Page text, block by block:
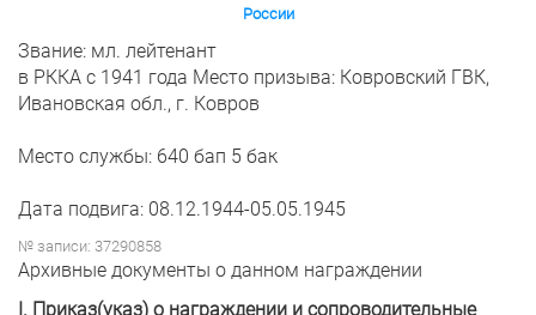
России
Звание: мл. лейтенант
в РККА с 1941 года Место призыва: Ковровский ГВК,
Ивановская обл., г. Ковров
Место службы: 640 бап 5 бак
Дата подвига: 08.12.1944-05.05.1945
№ записи: 37290858
Архивные документы о данном награждении
I. Приказ(указ) о награждении и сопроводительные